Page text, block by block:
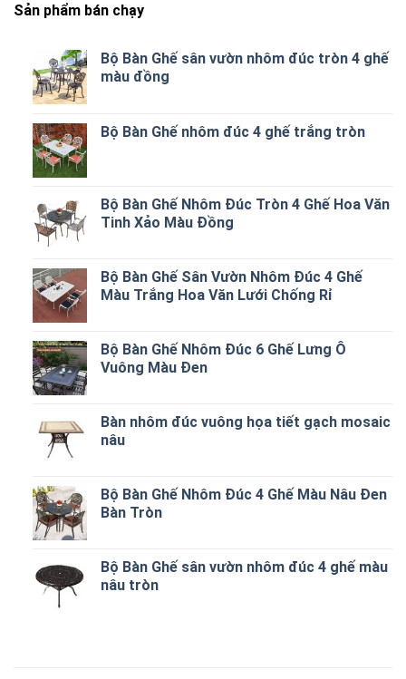
Sản phẩm bán chạy
Bộ Bàn Ghế sân vườn nhôm đúc tròn 4 ghế
màu đồng
Bộ Bàn Ghế nhôm đúc 4 ghế trắng tròn
Bộ Bàn Ghế Nhôm Đúc Tròn 4 Ghế Hoa Văn
Tinh Xảo Màu Đồng
Bộ Bàn Ghế Sân Vườn Nhôm Đúc 4 Ghế
Màu Trắng Hoa Văn Lưới Chống Rỉ
Bộ Bàn Ghế Nhôm Đúc 6 Ghế Lưng Ô
Vuông Màu Đen
Bàn nhôm đúc vuông họa tiết gạch mosaic
nâu
Bộ Bàn Ghế Nhôm Đúc 4 Ghế Màu Nâu Đen
Bàn Tròn
Bộ Bàn Ghế sân vườn nhôm đúc 4 ghế màu
nâu tròn